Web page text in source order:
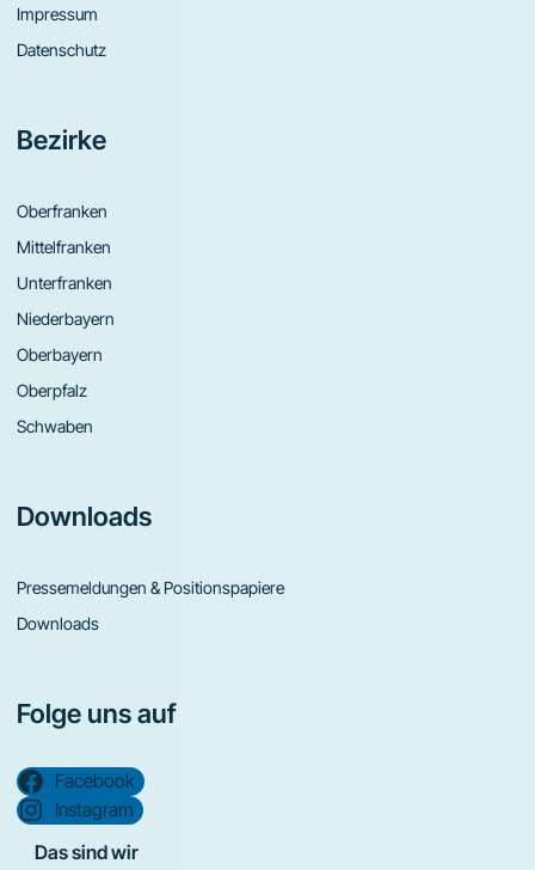
Impressum
Datenschutz
Bezirke
Oberfranken
Mittelfranken
Unterfranken
Niederbayern
Oberbayern
Oberpfalz
Schwaben
Downloads
Pressemeldungen & Positionspapiere
Downloads
Folge uns auf
Facebook
Instagram
Das sind wir